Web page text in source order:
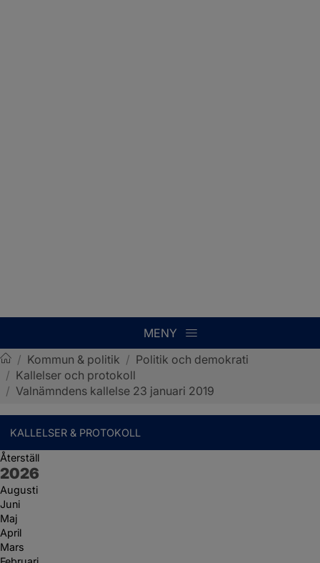
MENY
Sotenäs kommun
/ Kommun & politik / Politik och demokrati
/ Kallelser och protokoll
/ Valnämndens kallelse 23 januari 2019
KALLELSER & PROTOKOLL
Återställ
År:
2026
Augusti
Juni
Maj
April
Mars